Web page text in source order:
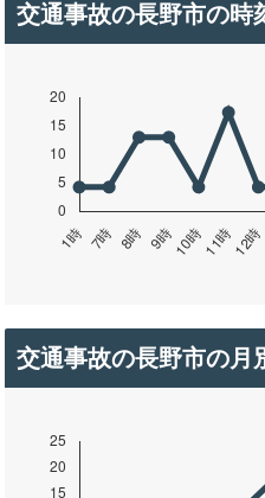
交通事故の長野市の時
交通事故の長野市の月